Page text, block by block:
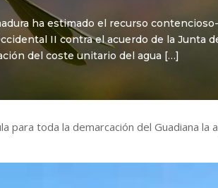
ha estimado el recurso
II contra el acuerdo de la Junta
del coste unitario del agua […]
para toda la demarcación del Guadiana la